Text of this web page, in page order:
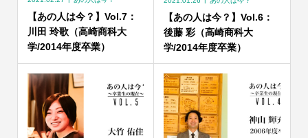
【あの人は今？】Vol.7：
川田 玲歌（高崎商科大
学/2014年度卒業）
【あの人は今？】Vol.6：
後藤 彩（高崎商科大
学/2014年度卒業）